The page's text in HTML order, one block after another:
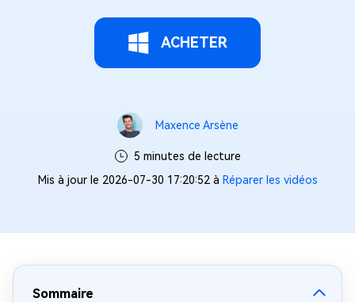
ACHETER
Maxence Arsène
5 minutes de lecture
Mis à jour le 2026-07-30 17:20:52 à Réparer les vidéos
Sommaire